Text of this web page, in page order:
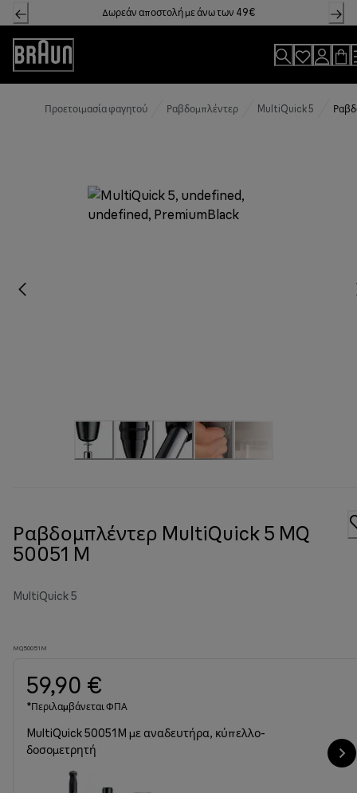
Skip
to
Content
Δωρεάν αποστολή με άνω των 49€
Accessibility
Statement
Προετοιμασία φαγητού Ραβδομπλέντερ MultiQuick 5
Ραβδομπλέντερ MultiQuick 5 MQ
50051 M
MultiQuick 5
MQ50051M
59,90 €
*Περιλαμβάνεται ΦΠΑ
MultiQuick 50051M με αναδευτήρα, κύπελλο-
δοσομετρητή